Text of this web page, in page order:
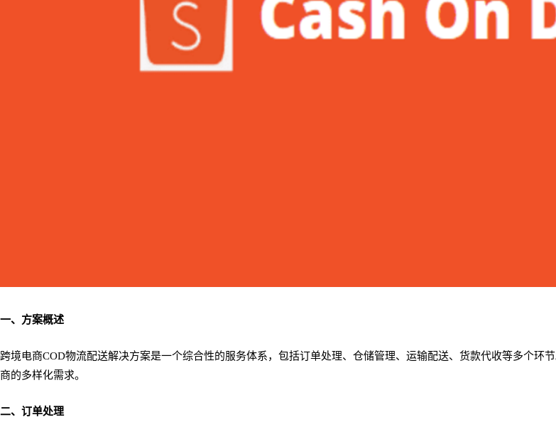
一、方案概述
跨境电商COD物流配送解决方案是一个综合性的服务体系，包括订单处理、仓储管理、运输配送、货款代收等多个
商的多样化需求。
二、订单处理